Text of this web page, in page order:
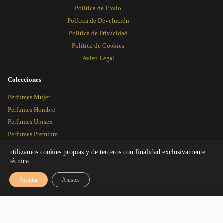
Política de Envío
Política de Devolución
Política de Privacidad
Política de Cookies
Aviso Legal
Colecciones
Perfumes Mujer
Perfumes Hombre
Perfumes Unisex
Perfumes Premium
Artículos
Equivalencias
utilizamos cookies propias y de terceros con finalidad exclusivamente
técnica.
Aceptar Ajustes